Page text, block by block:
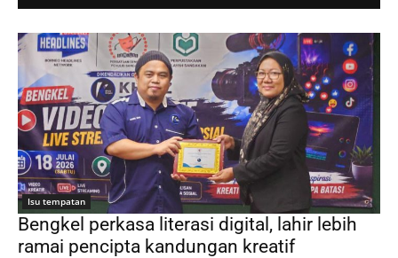
Isu tempatan
Bengkel perkasa literasi digital, lahir lebih
ramai pencipta kandungan kreatif